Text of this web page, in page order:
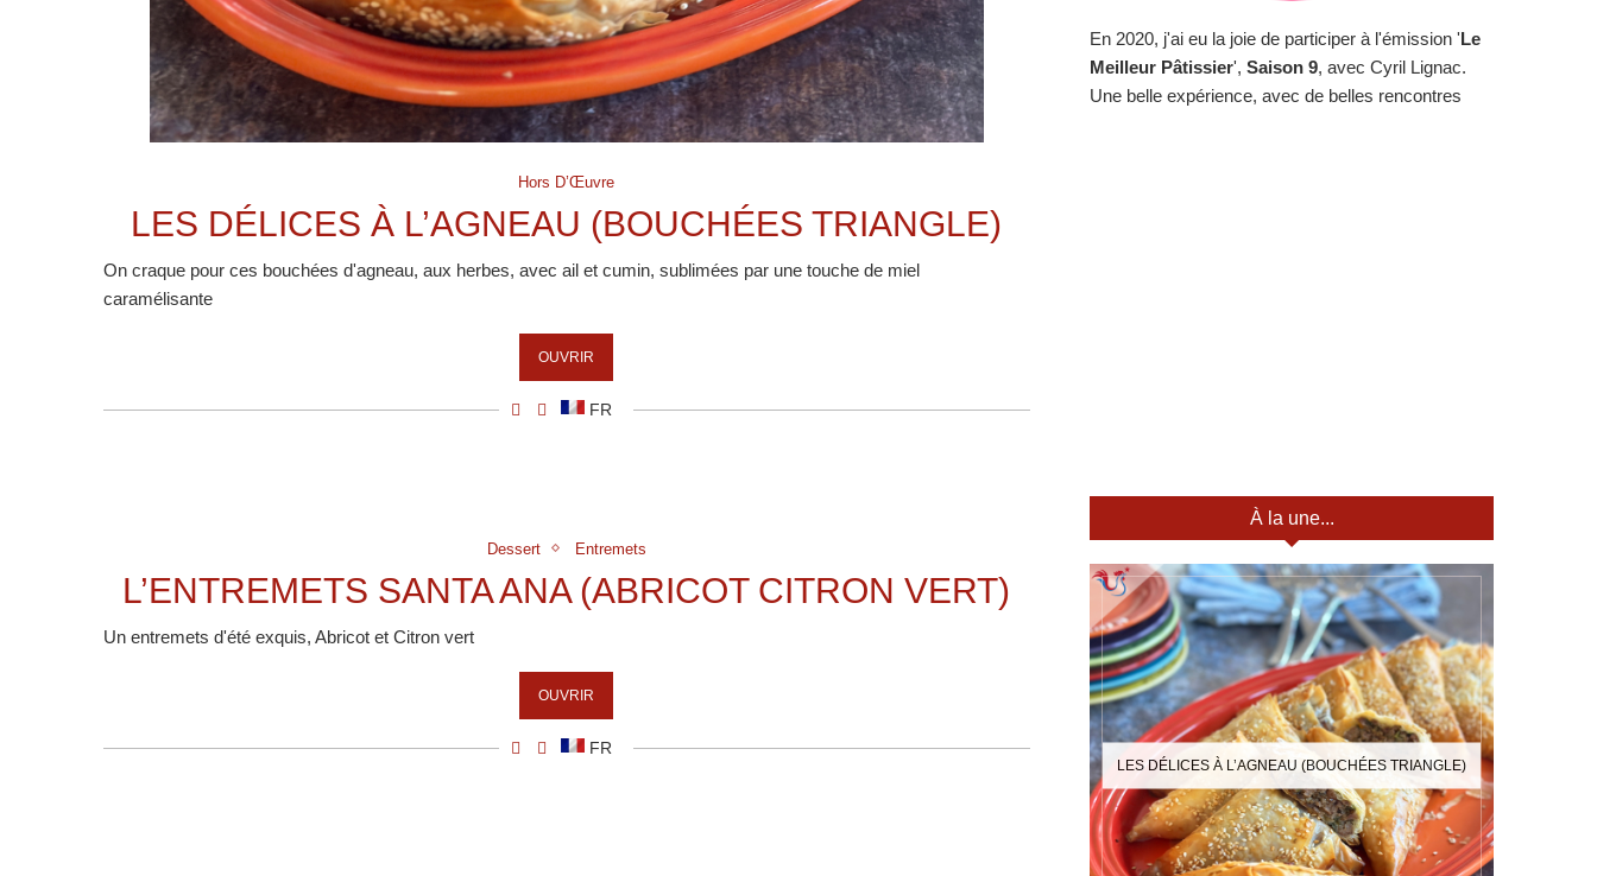
Hors D’Œuvre
LES DÉLICES À L’AGNEAU (BOUCHÉES TRIANGLE)
On craque pour ces bouchées d'agneau, aux herbes, avec ail et cumin, sublimées par une touche de miel
caramélisante
OUVRIR
FR
Dessert Entremets
L’ENTREMETS SANTA ANA (ABRICOT CITRON VERT)
Un entremets d'été exquis, Abricot et Citron vert
OUVRIR
FR
En 2020, j'ai eu la joie de participer à l'émission 'Le
Meilleur Pâtissier', Saison 9, avec Cyril Lignac.
Une belle expérience, avec de belles rencontres
À la une...
LES DÉLICES À L’AGNEAU (BOUCHÉES TRIANGLE)